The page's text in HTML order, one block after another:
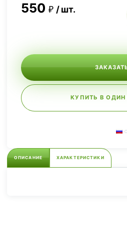
550 шт.
КУПИТЬ В ОДИН
ОПИСАНИЕ ХАРАКТЕРИСТИКИ